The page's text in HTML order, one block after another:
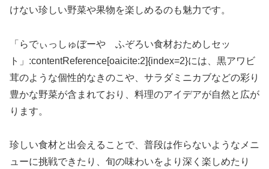
けない珍しい野菜や果物を楽しめるのも魅力です。
「らでぃっしゅぼーや ふぞろい食材おためしセッ
ト」:contentReference[oaicite:2]{index=2}には、黒アワビ
茸のような個性的なきのこや、サラダミニカブなどの彩り
豊かな野菜が含まれており、料理のアイデアが自然と広が
ります。
珍しい食材と出会えることで、普段は作らないようなメニ
ューに挑戦できたり、旬の味わいをより深く楽しめたり